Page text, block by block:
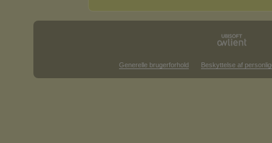
Generelle brugerforhold Beskyttelse af